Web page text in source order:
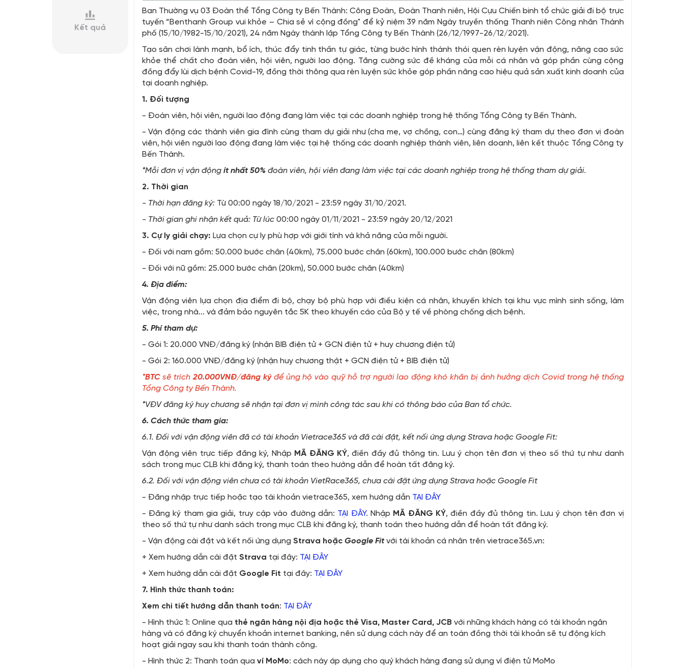
Kết quả
Ban Thường vụ 03 Đoàn thể Tổng Công ty Bến Thành: Công Đoàn, Đoàn Thanh niên, Hội Cựu Chiến binh tổ chức giải đi bộ trực
tuyến “Benthanh Group vui khỏe – Chia sẻ vì cộng đồng" để kỷ niệm 39 năm Ngày truyền thống Thanh niên Công nhân Thành
phố (15/10/1982-15/10/2021), 24 năm Ngày thành lập Tổng Công ty Bến Thành (26/12/1997-26/12/2021).
Tạo sân chơi lành mạnh, bổ ích, thúc đẩy tinh thần tự giác, từng bước hình thành thói quen rèn luyện vận động, nâng cao sức
khỏe thể chất cho đoàn viên, hội viên, người lao động. Tăng cường sức đề kháng của mỗi cá nhân và góp phần cùng cộng
đồng đẩy lùi dịch bệnh Covid-19, đồng thời thông qua rèn luyện sức khỏe góp phần nâng cao hiệu quả sản xuất kinh doanh của
tại doanh nghiệp.
1. Đối tượng
- Đoàn viên, hội viên, người lao động đang làm việc tại các doanh nghiệp trong hệ thống Tổng Công ty Bến Thành.
- Vận động các thành viên gia đình cùng tham dự giải như (cha mẹ, vợ chồng, con…) cùng đăng ký tham dự theo đơn vị đoàn
viên, hội viên người lao động đang làm việc tại hệ thống các doanh nghiệp thành viên, liên doanh, liên kết thuộc Tổng Công ty
Bến Thành.
*Mỗi đơn vị vận động ít nhất 50%đoàn viên, hội viên đang làm việc tại các doanh nghiệp trong hệ thống tham dự giải.
2. Thời gian
- Thời hạn đăng ký:Từ 00:00 ngày 18/10/2021 - 23:59 ngày 31/10/2021.
- Thời gian ghi nhận kết quả: Từ lúc 00:00 ngày 01/11/2021 - 23:59 ngày 20/12/2021
3. Cự ly giải chạy: Lựa chọn cự ly phù hợp với giới tính và khả năng của mỗi người.
- Đối với nam gồm: 50.000 bước chân (40km), 75.000 bước chân (60km), 100.000 bước chân (80km)
- Đối với nữ gồm: 25.000 bước chân (20km), 50.000 bước chân (40km)
4. Địa điểm:
Vận động viên lựa chọn địa điểm đi bộ, chạy bộ phù hợp với điều kiện cá nhân, khuyến khích tại khu vực mình sinh sống, làm
việc, trong nhà... và đảm bảo nguyên tắc 5K theo khuyến cáo của Bộ y tế về phòng chống dịch bệnh.
5. Phí tham dự:
- Gói 1: 20.000 VNĐ/đăng ký (nhận BIB điện tử + GCN điện tử + huy chương điện tử)
- Gói 2: 160.000 VNĐ/đăng ký (nhận huy chương thật + GCN điện tử + BIB điện tử)
*BTCsẽ trích 20.000VNĐ/đăng ký để ủng hộ vào quỹ hỗ trợ người lao động khó khăn bị ảnh hưởng dịch Covid trong hệ thống
Tổng Công ty Bến Thành.
*VĐV đăng ký huy chương sẽ nhận tại đơn vị mình công tác sau khi có thông báo của Ban tổ chức.
6. Cách thức tham gia:
6.1. Đối với vận động viên đã có tài khoản Vietrace365 và đã cài đặt, kết nối ứng dụng Strava hoặc Google Fit:
Vận động viên trực tiếp đăng ký, Nhập MÃ ĐĂNG KÝ, điền đầy đủ thông tin. Lưu ý chọn tên đơn vị theo số thứ tự như danh
sách trong mục CLB khi đăng ký, thanh toán theo hướng dẫn để hoàn tất đăng ký.
6.2. Đối với vận động viên chưa có tài khoản VietRace365, chưa cài đặt ứng dụng Strava hoặc Google Fit
- Đăng nhập trực tiếp hoặc tạo tài khoản vietrace365, xem hướng dẫn TẠI ĐÂY
- Đăng ký tham gia giải, truy cập vào đường dẫn: TẠI ĐÂY. Nhập MÃ ĐĂNG KÝ, điền đầy đủ thông tin. Lưu ý chọn tên đơn vị
theo số thứ tự như danh sách trong mục CLB khi đăng ký, thanh toán theo hướng dẫn để hoàn tất đăng ký.
- Vận động cài đặt và kết nối ứng dụng Strava hoặc Google Fitvới tài khoản cá nhân trên vietrace365.vn:
+ Xem hướng dẫn cài đặt Strava tại đây: TẠI ĐÂY
+ Xem hướng dẫn cài đặt Google Fit tại đây: TẠI ĐÂY
7. Hình thức thanh toán:
Xem chi tiết hướng dẫn thanh toán: TẠI ĐÂY
- Hình thức 1: Online qua thẻ ngân hàng nội địa hoặc thẻ Visa, Master Card, JCB với những khách hàng có tài khoản ngân
hàng và có đăng ký chuyển khoản internet banking, nên sử dụng cách này để an toàn đồng thời tài khoản sẽ tự động kích
hoạt giải ngay sau khi thanh toán thành công.
- Hình thức 2: Thanh toán qua ví MoMo: cách này áp dụng cho quý khách hàng đang sử dụng ví điện tử MoMo